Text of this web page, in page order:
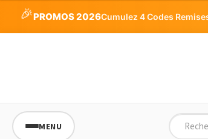
🎉PROMOS 2026Cumulez 4 Codes
MENU